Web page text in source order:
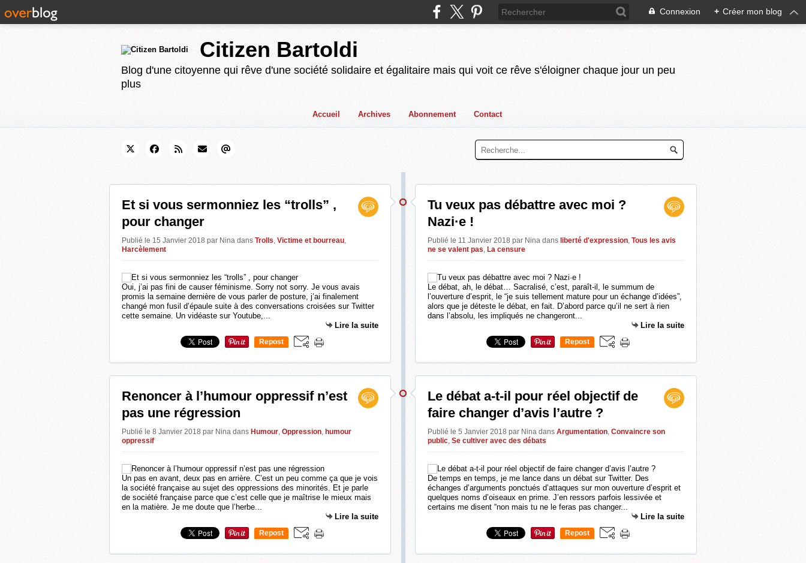
Connexion + Créer mon blog
Citizen Bartoldi
Blog d'une citoyenne qui rêve d'une société solidaire et égalitaire mais qui voit ce rêve s'éloigner chaque jour un peu
plus
Accueil Archives Abonnement Contact
Et si vous sermonniez les “trolls” ,
pour changer
Publié le 15 Janvier 2018 par Nina dans Trolls, Victime et bourreau,
Harcèlement
Oui, j’ai pas fini de causer féminisme. Sorry not sorry. Je vous avais
promis la semaine dernière de vous parler de posture, j’ai finalement
changé mon fusil d’épaule suite à des conversations croisées sur Twitter
cette semaine. Un vidéaste sur Youtube,...
Lire la suite
Repost
Renoncer à l’humour oppressif n’est
pas une régression
Publié le 8 Janvier 2018 par Nina dans Humour, Oppression, humour
oppressif
Un pas en avant, deux pas en arrière. C’est un peu comme ça que je vois
la société française au sujet des oppressions des minorités. Et je parle
de société française parce que c’est celle que je maîtrise le mieux mais
en la matière. Je me doute que l’herbe...
Lire la suite
Repost
Tu veux pas débattre avec moi ?
Nazi·e !
Publié le 11 Janvier 2018 par Nina dans liberté d'expression, Tous les avis
ne se valent pas, La censure
Le débat, ah, le débat… Sacralisé, c’est, paraît-il, le summum de
l’ouverture d’esprit, le “je suis tellement mature pour un échange d’idées”,
alors que je déteste le débat, en fait. D’abord parce qu’il ne sert à rien
dans l’absolu, les impliqués ne changeront...
Lire la suite
Repost
Le débat a-t-il pour réel objectif de
faire changer d’avis l’autre ?
Publié le 5 Janvier 2018 par Nina dans Argumentation, Convaincre son
public, Se cultiver avec des débats
De temps en temps, je me lance dans un débat sur Twitter. Des
échanges d’arguments ponctués d’attaques sur mon ouverture d’esprit et
quelques noms d’oiseaux en prime. J’en ressors parfois lessivée et
certains me disent “non mais tu ne le feras pas changer...
Lire la suite
Repost